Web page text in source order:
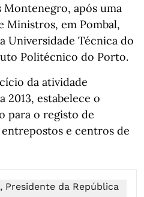
após uma
Ministros, em Pombal,
Universidade Técnica do
Politécnico do Porto.
da atividade
2013, estabelece o
para o registo de
e centros de